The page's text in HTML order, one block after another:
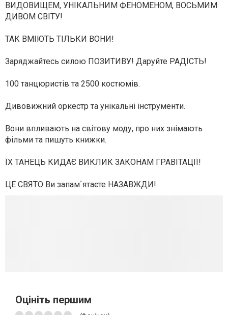
ВИДОВИЩЕМ, УНІКАЛЬНИМ ФЕНОМЕНОМ, ВОСЬМИМ
ДИВОМ СВІТУ!
ТАК ВМІЮТЬ ТІЛЬКИ ВОНИ!
Заряджайтесь силою ПОЗИТИВУ! Даруйте РАДІСТЬ!
100 танцюристів та 2500 костюмів.
Дивовижний оркестр та унікальні інструменти.
Вони впливають на світову моду, про них знімають
фільми та пишуть книжки.
ЇХ ТАНЕЦЬ КИДАЄ ВИКЛИК ЗАКОНАМ ГРАВІТАЦІЇ!
ЦЕ СВЯТО Ви запам`ятаєте НАЗАВЖДИ!
Оцініть першим